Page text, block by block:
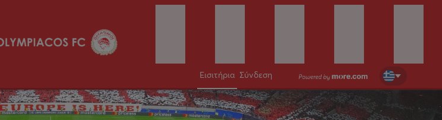
Εισιτήρια Σύνδεση